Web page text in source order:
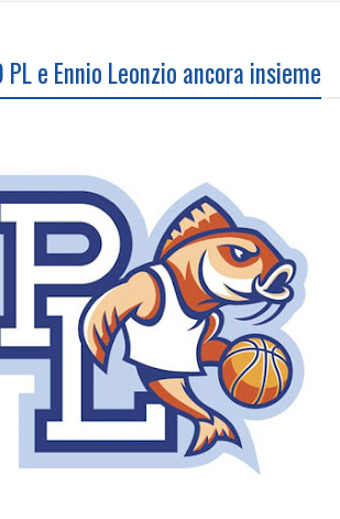
e Ennio Leonzio ancora insieme